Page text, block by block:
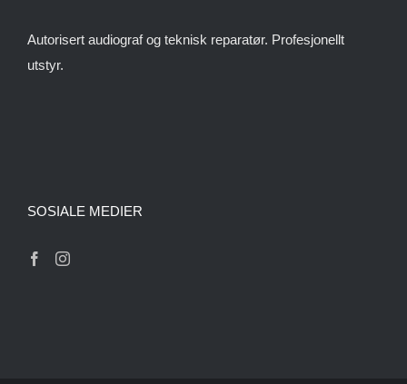
Autorisert audiograf og teknisk reparatør. Profesjonellt
utstyr.
SOSIALE MEDIER